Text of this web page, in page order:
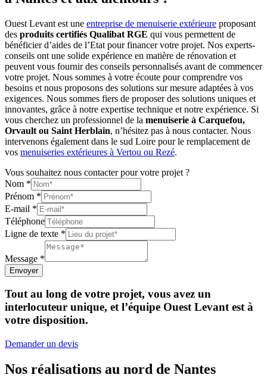
Ouest Levant est une entreprise de menuiserie extérieure proposant
des produits certifiés Qualibat RGE qui vous permettent de
bénéficier d’aides de l’Etat pour financer votre projet. Nos experts-
conseils ont une solide expérience en matière de rénovation et
peuvent vous fournir des conseils personnalisés avant de commencer
votre projet. Nous sommes à votre écoute pour comprendre vos
besoins et nous proposons des solutions sur mesure adaptées à vos
exigences. Nous sommes fiers de proposer des solutions uniques et
innovantes, grâce à notre expertise technique et notre expérience. Si
vous cherchez un professionnel de la menuiserie à Carquefou,
Orvault ou Saint Herblain, n’hésitez pas à nous contacter. Nous
intervenons également dans le sud Loire pour le remplacement de
vos menuiseries extérieures à Vertou ou Rezé.
Vous souhaitez nous contacter pour votre projet ?
Nom *
Prénom *
E-mail *
Téléphone
Ligne de texte *
Message *
Envoyer
Tout au long de votre projet, vous avez un
interlocuteur unique, et l’équipe Ouest Levant est à
votre disposition.
Demander un devis
Nos réalisations au nord de Nantes